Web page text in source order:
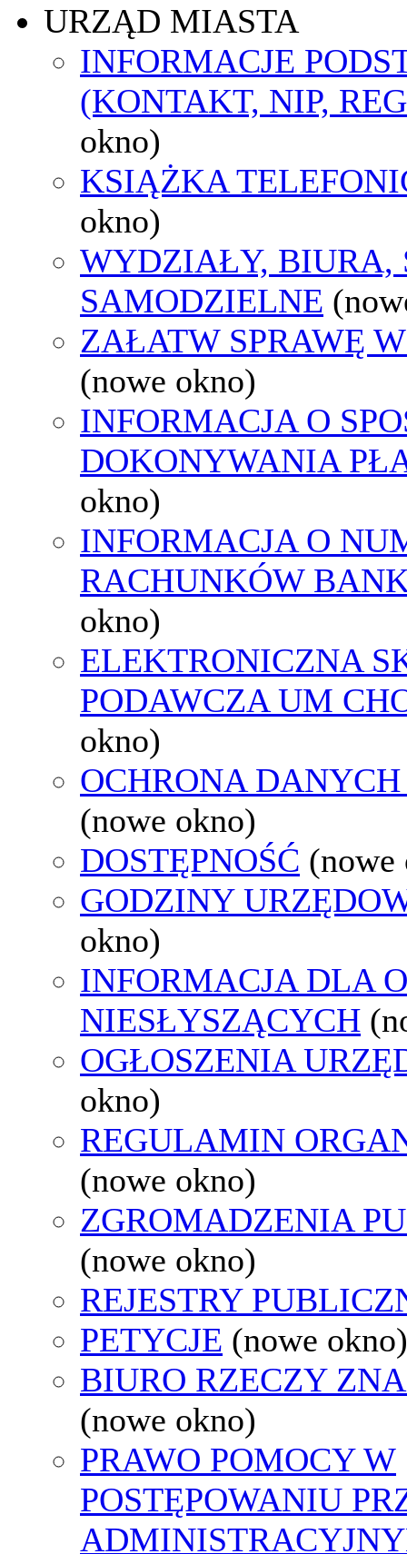
URZĄD MIASTA
INFORMACJE
(KONTAKT, NIP,
okno)
KSIĄŻKA
okno)
WYDZIAŁY, BIURA,
SAMODZIELNE
ZAŁATW SPRAWĘ
(nowe okno)
INFORMACJA O
DOKONYWANIA
okno)
INFORMACJA O
RACHUNKÓW
okno)
ELEKTRONICZNA
PODAWCZA UM
okno)
OCHRONA
(nowe okno)
DOSTĘPNOŚĆ (nowe
GODZINY
okno)
INFORMACJA DLA
NIESŁYSZĄCYCH
OGŁOSZENIA
okno)
REGULAMIN
(nowe okno)
ZGROMADZENIA
(nowe okno)
REJESTRY
PETYCJE (nowe okno)
BIURO RZECZY
(nowe okno)
PRAWO POMOCY W
POSTĘPOWANIU